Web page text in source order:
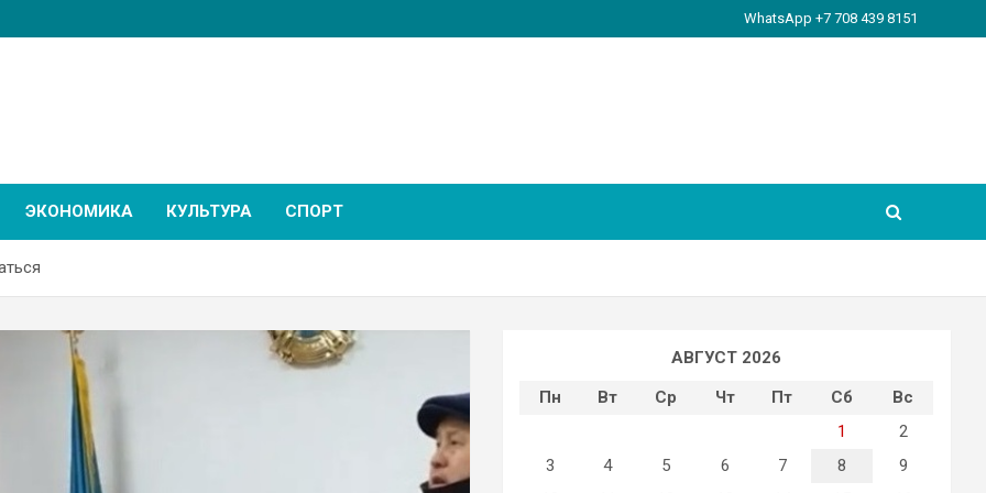
WhatsApp +7 708 439 8151
ЭКОНОМИКА КУЛЬТУРА СПОРТ
АВГУСТ 2026
Пн
Вт Ср Чт Пт Сб
Вс
1
2
3
4 5 6 7 8
9